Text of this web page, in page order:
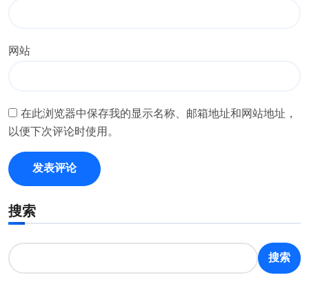
网站
在此浏览器中保存我的显示名称、邮箱地址和网站地址，
以便下次评论时使用。
搜索
搜索